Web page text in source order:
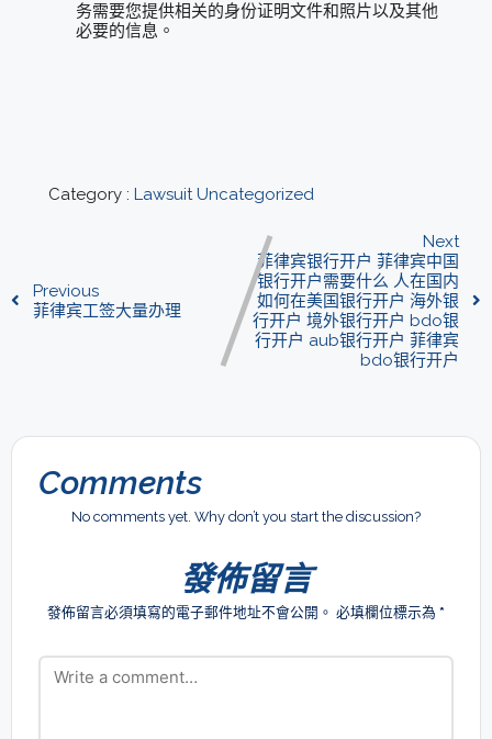
务需要您提供相关的身份证明文件和照片以及其他
必要的信息。
Category : LawsuitUncategorized
Previous
菲律宾工签大量办理
Next
菲律宾银行开户 菲律宾中国
银行开户需要什么 人在国内
如何在美国银行开户 海外银
行开户 境外银行开户 bdo银
行开户 aub银行开户 菲律宾
bdo银行开户
Comments
No comments yet. Why don’t you start the discussion?
發佈留言
發佈留言必須填寫的電子郵件地址不會公開。 必填欄位標示為 *